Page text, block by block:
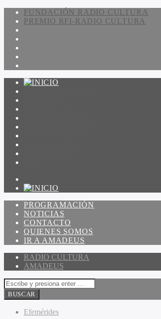
FUNDACIÓN RADIO CULTURA
PREMIO RFI-RADIO CULTURA
PROGRAMACIÓN
NOTICIAS
CONTACTO
QUIENES SOMOS
IR A AMADEUS
RADIO CULTURA
AMADEUS
Efemérides